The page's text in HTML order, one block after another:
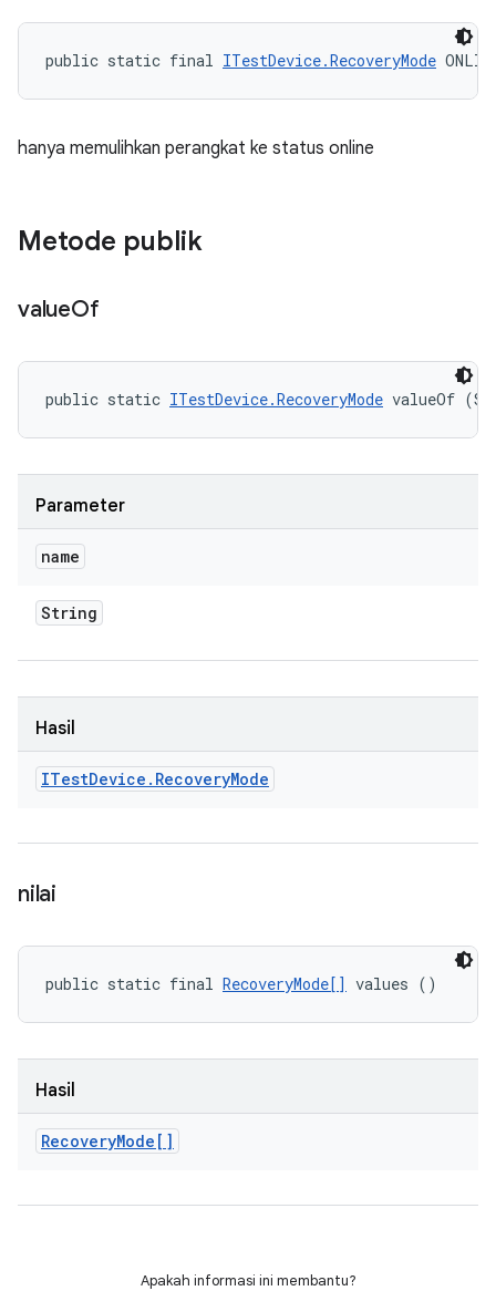
public static final ITestDevice.RecoveryMode
hanya memulihkan perangkat ke status online
Metode publik
valueOf
public static ITestDevice.RecoveryMode valueOf
Parameter
name
String
Hasil
ITestDevice . RecoveryMode
nilai
public static final RecoveryMode[] values ()
Hasil
RecoveryMode[]
Apakah informasi ini membantu?